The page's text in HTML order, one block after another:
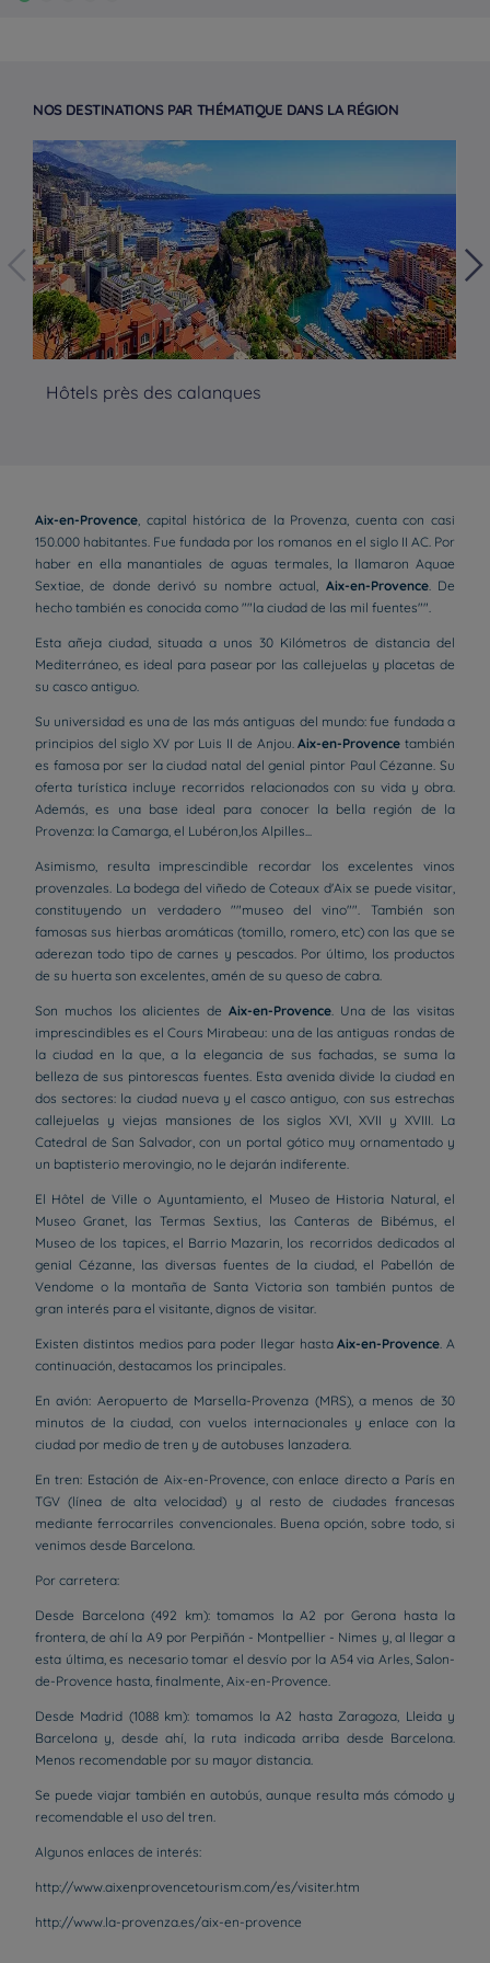
NOS DESTINATIONS PAR THÉMATIQUE DANS LA RÉGION
Hôtels près des calanques
Aix-en-Provence, capital histórica de la Provenza, cuenta con casi
150.000 habitantes. Fue fundada por los romanos en el siglo II AC. Por
haber en ella manantiales de aguas termales, la llamaron Aquae
Sextiae, de donde derivó su nombre actual, Aix-en-Provence. De
hecho también es conocida como ""la ciudad de las mil fuentes"".
Esta añeja ciudad, situada a unos 30 Kilómetros de distancia del
Mediterráneo, es ideal para pasear por las callejuelas y placetas de
su casco antiguo.
Su universidad es una de las más antiguas del mundo: fue fundada a
principios del siglo XV por Luis II de Anjou.Aix-en-Provence también
es famosa por ser la ciudad natal del genial pintor Paul Cézanne. Su
oferta turística incluye recorridos relacionados con su vida y obra.
Además, es una base ideal para conocer la bella región de la
Provenza: la Camarga, el Lubéron,los Alpilles...
Asimismo, resulta imprescindible recordar los excelentes vinos
provenzales. La bodega del viñedo de Coteaux d'Aix se puede visitar,
constituyendo un verdadero ""museo del vino"". También son
famosas sus hierbas aromáticas (tomillo, romero, etc) con las que se
aderezan todo tipo de carnes y pescados. Por último, los productos
de su huerta son excelentes, amén de su queso de cabra.
Son muchos los alicientes de Aix-en-Provence. Una de las visitas
imprescindibles es el Cours Mirabeau: una de las antiguas rondas de
la ciudad en la que, a la elegancia de sus fachadas, se suma la
belleza de sus pintorescas fuentes. Esta avenida divide la ciudad en
dos sectores: la ciudad nueva y el casco antiguo, con sus estrechas
callejuelas y viejas mansiones de los siglos XVI, XVII y XVIII. La
Catedral de San Salvador, con un portal gótico muy ornamentado y
un baptisterio merovingio, no le dejarán indiferente.
El Hôtel de Ville o Ayuntamiento, el Museo de Historia Natural, el
Museo Granet, las Termas Sextius, las Canteras de Bibémus, el
Museo de los tapices, el Barrio Mazarin, los recorridos dedicados al
genial Cézanne, las diversas fuentes de la ciudad, el Pabellón de
Vendome o la montaña de Santa Victoria son también puntos de
gran interés para el visitante, dignos de visitar.
Existen distintos medios para poder llegar hastaAix-en-Provence. A
continuación, destacamos los principales.
En avión: Aeropuerto de Marsella-Provenza (MRS), a menos de 30
minutos de la ciudad, con vuelos internacionales y enlace con la
ciudad por medio de tren y de autobuses lanzadera.
En tren: Estación de Aix-en-Provence, con enlace directo a París en
TGV (línea de alta velocidad) y al resto de ciudades francesas
mediante ferrocarriles convencionales. Buena opción, sobre todo, si
venimos desde Barcelona.
Por carretera:
Desde Barcelona (492 km): tomamos la A2 por Gerona hasta la
frontera, de ahí la A9 por Perpiñán - Montpellier - Nimes y, al llegar a
esta última, es necesario tomar el desvío por la A54 via Arles, Salon-
de-Provence hasta, finalmente, Aix-en-Provence.
Desde Madrid (1088 km): tomamos la A2 hasta Zaragoza, Lleida y
Barcelona y, desde ahí, la ruta indicada arriba desde Barcelona.
Menos recomendable por su mayor distancia.
Se puede viajar también en autobús, aunque resulta más cómodo y
recomendable el uso del tren.
Algunos enlaces de interés:
http://www.aixenprovencetourism.com/es/visiter.htm
http://www.la-provenza.es/aix-en-provence